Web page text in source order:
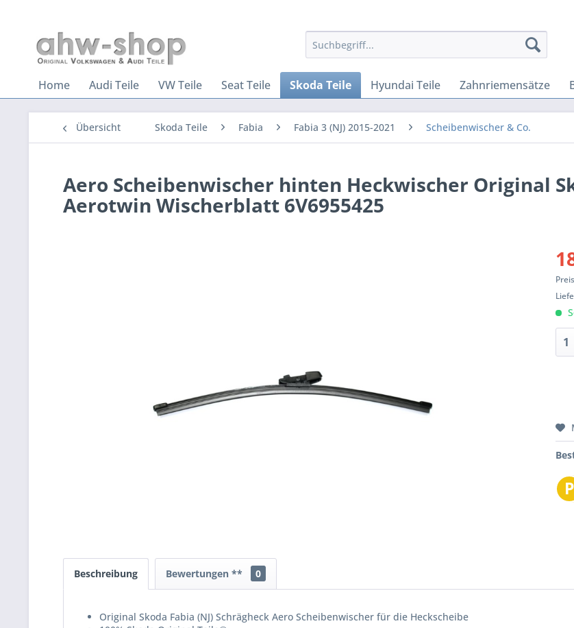
Home Audi Teile VW Teile Seat Teile Skoda Teile Hyundai Teile Zahnriemensätze
Übersicht Skoda Teile Fabia Fabia 3 (NJ) 2015-2021 Scheibenwischer & Co.
Aero Scheibenwischer hinten Heckwischer Original
Aerotwin Wischerblatt 6V6955425
P
Beschreibung Bewertungen ** 0
Original Skoda Fabia (NJ) Schrägheck Aero Scheibenwischer für die Heckscheibe